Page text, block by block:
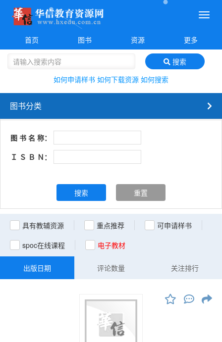
菜
首页
图书 资源 更多
搜索
如何申请样书 如何下载资源 如何搜索
图书分类
图 书 名 称：
Ｉ Ｓ Ｂ Ｎ：
搜索 重置
具有教辅资源 重点推荐
可申请样书
spoc在线课程
电子教材
关注排行
评论数量
出版日期